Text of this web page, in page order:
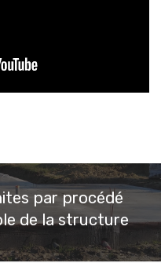
par procédé
de la structure